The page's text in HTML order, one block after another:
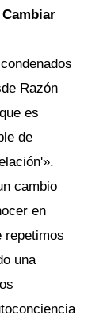
Razón
es
de
cambio
en
repetimos
una